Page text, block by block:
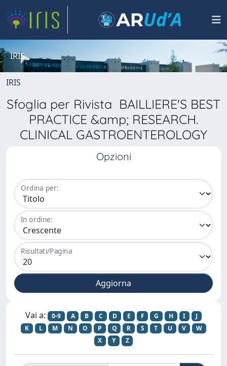
IRIS
IRIS
Sfoglia per Rivista BAILLIERE'S BEST
PRACTICE &amp; RESEARCH.
CLINICAL GASTROENTEROLOGY
Opzioni
Ordina per:
In ordine:
Risultati/Pagina
Vai a: 0-9 A B C D E F G H I
J
K
L M N O P Q R S T U V
W
X
Y Z